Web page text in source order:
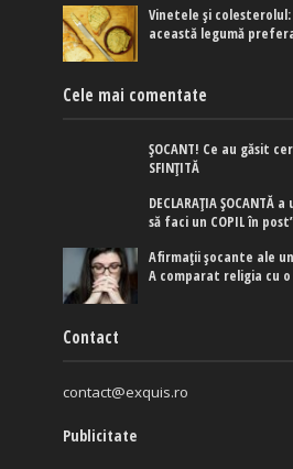
Vinetele și
această legumă
Cele mai comentate
ȘOCANT! Ce au găsit
SFINȚITĂ
DECLARAȚIA
să faci un COPIL în
Afirmaţii şocante ale
A comparat religia cu
Contact
contact@exquis.ro
Publicitate